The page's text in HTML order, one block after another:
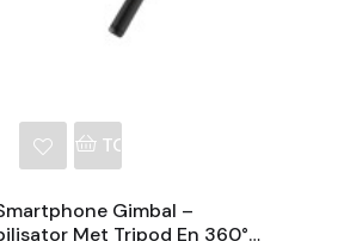
TOEVOEGEN AAN
Gimbal –
Met Tripod En 360°